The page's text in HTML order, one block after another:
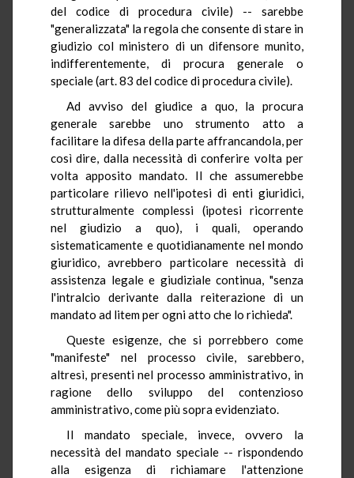
del codice di procedura civile) -- sarebbe
"generalizzata" la regola che consente di stare in
giudizio col ministero di un difensore munito,
indifferentemente, di procura generale o
speciale (art. 83 del codice di procedura civile).
Ad avviso del giudice a quo, la procura
generale sarebbe uno strumento atto a
facilitare la difesa della parte affrancandola, per
così dire, dalla necessità di conferire volta per
volta apposito mandato. Il che assumerebbe
particolare rilievo nell'ipotesi di enti giuridici,
strutturalmente complessi (ipotesi ricorrente
nel giudizio a quo), i quali, operando
sistematicamente e quotidianamente nel mondo
giuridico, avrebbero particolare necessità di
assistenza legale e giudiziale continua, "senza
l'intralcio derivante dalla reiterazione di un
mandato ad litem per ogni atto che lo richieda".
Queste esigenze, che si porrebbero come
"manifeste" nel processo civile, sarebbero,
altresì, presenti nel processo amministrativo, in
ragione dello sviluppo del contenzioso
amministrativo, come più sopra evidenziato.
Il mandato speciale, invece, ovvero la
necessità del mandato speciale -- rispondendo
alla esigenza di richiamare l'attenzione